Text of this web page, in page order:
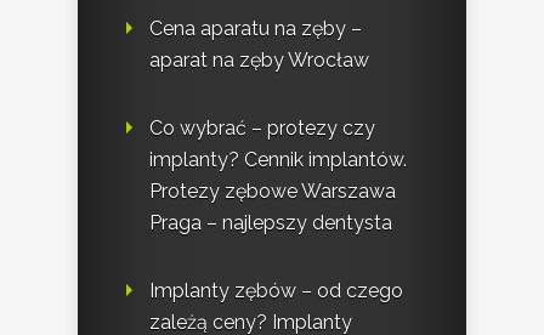
Cena aparatu na zęby –
aparat na zęby Wrocław
Co wybrać – protezy czy
implanty? Cennik implantów.
Protezy zębowe Warszawa
Praga – najlepszy dentysta
Implanty zębów – od czego
zależą ceny? Implanty